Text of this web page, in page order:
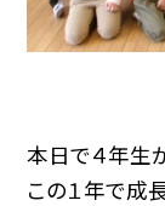
本日で４年生
この１年で成